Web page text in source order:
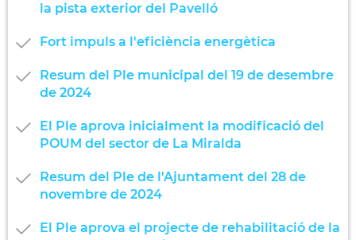
la pista exterior del Pavelló
Fort impuls a l'eficiència energètica
Resum del Ple municipal del 19 de desembre
de 2024
El Ple aprova inicialment la modificació del
POUM del sector de La Miralda
Resum del Ple de l'Ajuntament del 28 de
novembre de 2024
El Ple aprova el projecte de rehabilitació de la